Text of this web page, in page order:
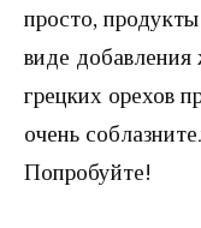
просто,
виде
грецких орехов
очень
Попробуйте!